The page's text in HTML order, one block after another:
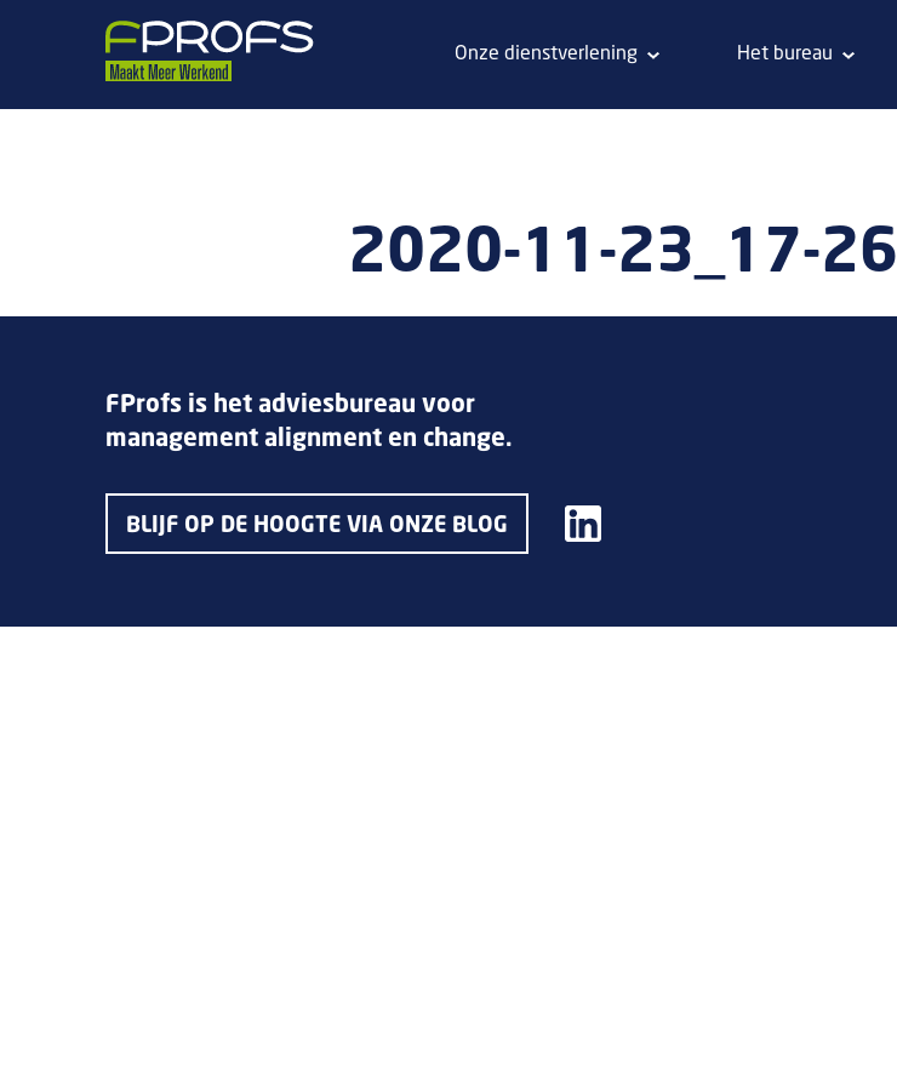
Onze dienstverlening Het bureau
2020-11-23_17-26
FProfs is het adviesbureau voor
management alignment en change.
BLIJF OP DE HOOGTE VIA ONZE BLOG